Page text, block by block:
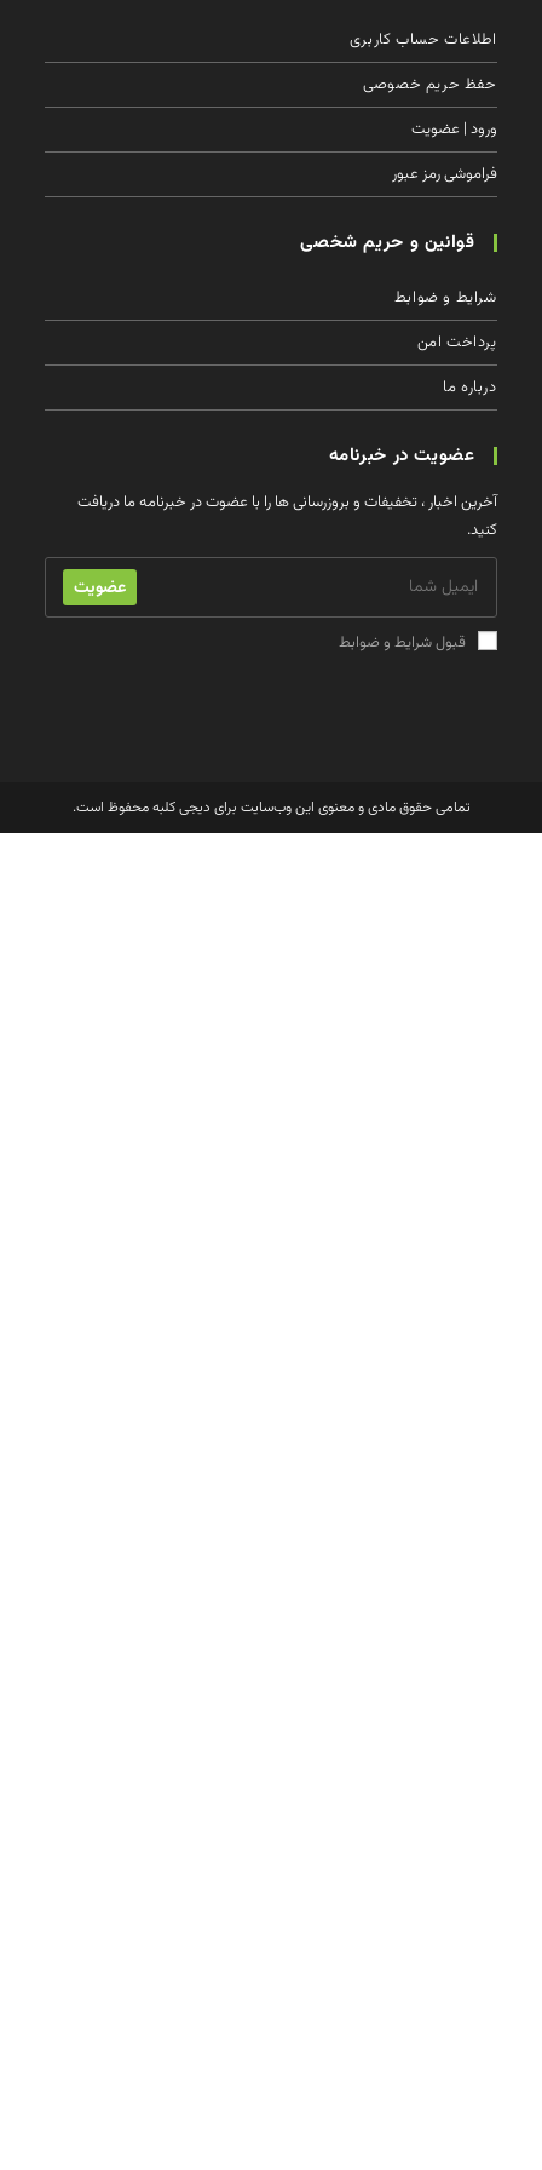
حساب كاربری
حریم خصوصی
| عضویت
رمز عبور
قوانین و حریم شخصی
و ضوابط
امن
عضویت در خبرنامه
اخبار ، تخفیفات و بروزرسانی ها را با عضوت در خبرنامه ما دریافت
قبول شرایط و ضوابط
تمامی حقوق مادی و معنوی اين وب‌سايت برای دیجی کلبه محفوظ است.